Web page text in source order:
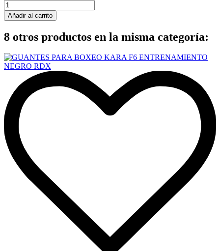
Añadir al carrito
8 otros productos en la misma categoría: